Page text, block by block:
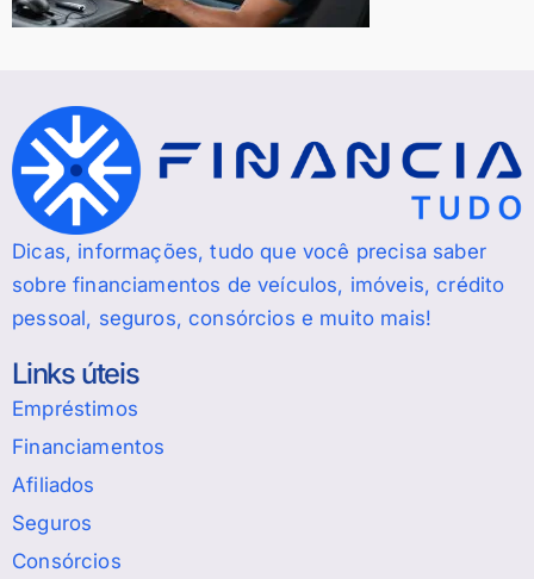
Dicas, informações, tudo que você precisa saber
sobre financiamentos de veículos, imóveis, crédito
pessoal, seguros, consórcios e muito mais!
Links úteis
Empréstimos
Financiamentos
Afiliados
Seguros
Consórcios